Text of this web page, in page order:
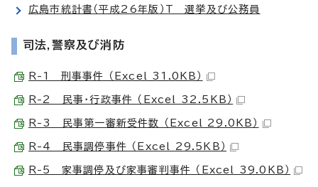
広島市統計書（平成26年版）T 選挙及び公務員
司法,警察及び消防
R-1 刑事事件 （Excel 31.0KB）
R-2 民事・行政事件 （Excel 32.5KB）
R-3 民事第一審新受件数 （Excel 29.0KB）
R-4 民事調停事件 （Excel 29.5KB）
R-5 家事調停及び家事審判事件 （Excel 39.0KB）